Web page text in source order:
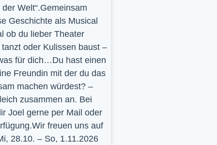
Welt“.Gemeinsam
Geschichte als Musical
ob du lieber Theater
oder Kulissen baust –
für dich…Du hast einen
Freundin mit der du das
machen würdest? –
zusammen an. Bei
Joel gerne per Mail oder
freuen uns auf
28.10. – So, 1.11.2026